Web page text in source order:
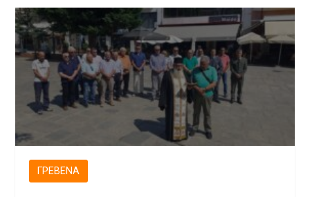
ΓΡΕΒΕΝΆ